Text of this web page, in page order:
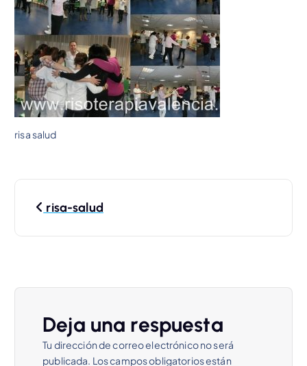
risa salud
e
risa-salud
Deja una respuesta
Tu dirección de correo electrónico no será
publicada. Los campos obligatorios están